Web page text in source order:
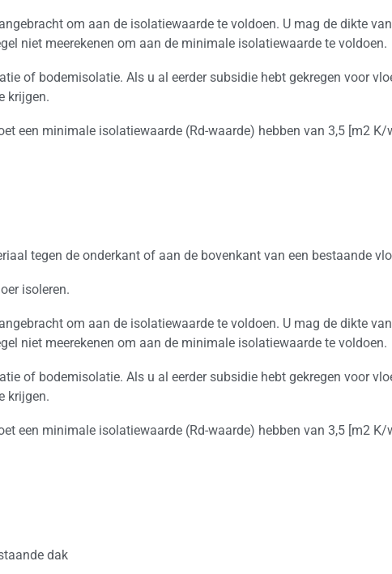
om aan de isolatiewaarde te voldoen. U mag de dikte
niet meerekenen om aan de minimale isolatiewaarde te voldoen.
of bodemisolatie. Als u al eerder subsidie hebt gekregen voor
krijgen.
een minimale isolatiewaarde (Rd-waarde) hebben van 3,5 [m2 K/
tegen de onderkant of aan de bovenkant van een bestaande
isoleren.
om aan de isolatiewaarde te voldoen. U mag de dikte
niet meerekenen om aan de minimale isolatiewaarde te voldoen.
of bodemisolatie. Als u al eerder subsidie hebt gekregen voor
krijgen.
een minimale isolatiewaarde (Rd-waarde) hebben van 3,5 [m2 K/
dak